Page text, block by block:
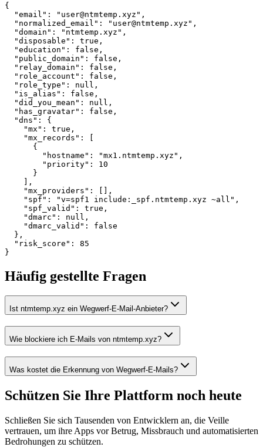
{
  "email": "user@ntmtemp.xyz",
  "normalized_email": "user@ntmtemp.xyz",
  "domain": "ntmtemp.xyz",
  "disposable": true,
  "education": false,
  "public_domain": false,
  "relay_domain": false,
  "role_account": false,
  "role_type": null,
  "is_alias": false,
  "did_you_mean": null,
  "has_gravatar": false,
  "dns": {
    "mx": true,
    "mx_records": [
      {
        "hostname": "mx1.ntmtemp.xyz",
        "priority": 10
      }
    ],
    "mx_providers": [],
    "spf": "v=spf1 include:_spf.ntmtemp.xyz ~all",
    "spf_valid": true,
    "dmarc": null,
    "dmarc_valid": false
  },
  "risk_score": 85
}
Häufig gestellte Fragen
Ist ntmtemp.xyz ein Wegwerf-E-Mail-Anbieter?
Wie blockiere ich E-Mails von ntmtemp.xyz?
Was kostet die Erkennung von Wegwerf-E-Mails?
Schützen Sie Ihre Plattform noch heute
Schließen Sie sich Tausenden von Entwicklern an, die Veille
vertrauen, um ihre Apps vor Betrug, Missbrauch und automatisierten
Bedrohungen zu schützen.